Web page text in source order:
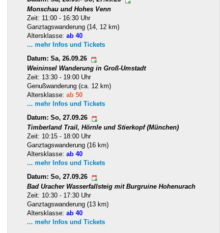
Monschau und Hohes Venn
Zeit: 11:00 - 16:30 Uhr
Ganztagswanderung (14, 12 km)
Altersklasse: ab 40
... mehr Infos und Tickets
Datum: Sa, 26.09.26
Weininsel Wanderung in Groß-Umstadt
Zeit: 13:30 - 19:00 Uhr
Genußwanderung (ca. 12 km)
Altersklasse: ab 50
... mehr Infos und Tickets
Datum: So, 27.09.26
Timberland Trail, Hörnle und Stierkopf (München)
Zeit: 10:15 - 18:00 Uhr
Ganztagswanderung (16 km)
Altersklasse: ab 40
... mehr Infos und Tickets
Datum: So, 27.09.26
Bad Uracher Wasserfallsteig mit Burgruine Hohenurach
Zeit: 10:30 - 17:30 Uhr
Ganztagswanderung (13 km)
Altersklasse: ab 40
... mehr Infos und Tickets